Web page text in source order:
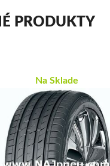
PRODUKTY
Na Sklade